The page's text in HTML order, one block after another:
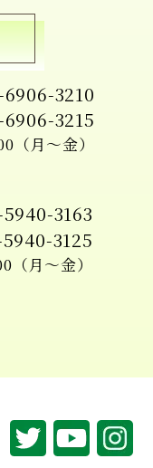
3210
3215
（月〜金）
3163
3125
（月〜金）